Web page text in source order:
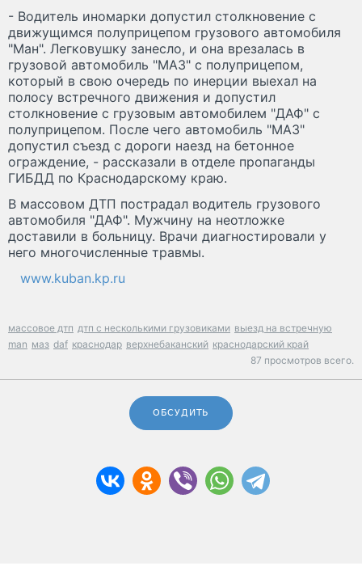
- Водитель иномарки допустил столкновение с
движущимся полуприцепом грузового автомобиля
"Ман". Легковушку занесло, и она врезалась в
грузовой автомобиль "МАЗ" с полуприцепом,
который в свою очередь по инерции выехал на
полосу встречного движения и допустил
столкновение с грузовым автомобилем "ДАФ" с
полуприцепом. После чего автомобиль "МАЗ"
допустил съезд с дороги наезд на бетонное
ограждение, - рассказали в отделе пропаганды
ГИБДД по Краснодарскому краю.
В массовом ДТП пострадал водитель грузового
автомобиля "ДАФ". Мужчину на неотложке
доставили в больницу. Врачи диагностировали у
него многочисленные травмы.
www.kuban.kp.ru
массовое дтп дтп с несколькими грузовиками выезд на встречную
man маз daf краснодар верхнебаканский краснодарский край
87 просмотров всего.
ОБСУДИТЬ